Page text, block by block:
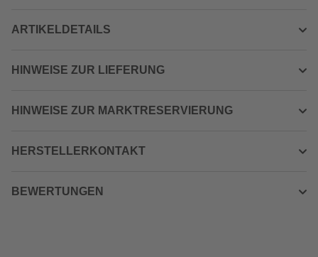
ARTIKELDETAILS
HINWEISE ZUR LIEFERUNG
HINWEISE ZUR MARKTRESERVIERUNG
HERSTELLERKONTAKT
BEWERTUNGEN